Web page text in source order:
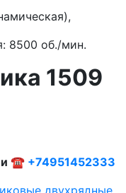
8500 об./мин.
1509
☎ +74951452333
двухрядные